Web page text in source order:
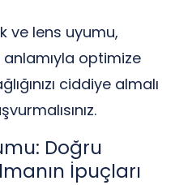
ve lens uyumu,
optimize
ciddiye almalı
Doğru
İpuçları